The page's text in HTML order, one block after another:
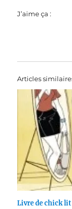
J’aime ça :
Articles
Livre de chick lit